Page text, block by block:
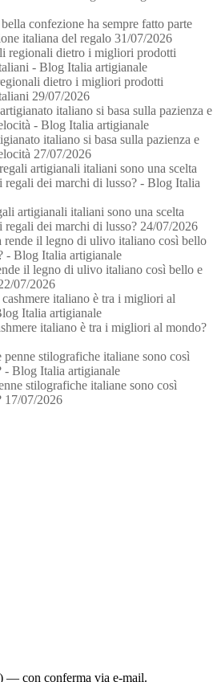
confezione ha sempre fatto parte
italiana del regalo 31/07/2026
dietro i migliori prodotti
29/07/2026
italiano si basa sulla pazienza e
27/07/2026
artigianali italiani sono una scelta
regali dei marchi di lusso? 24/07/2026
il legno di ulivo italiano così bello e
07/2026
italiano è tra i migliori al mondo?
stilografiche italiane sono così
17/07/2026
— con conferma via e-mail.